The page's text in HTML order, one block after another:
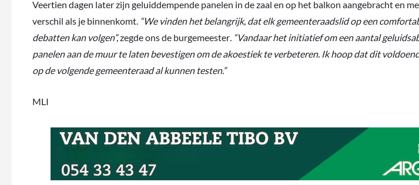
Veertien dagen later zijn geluiddempende panelen in de zaal en op het balkon aangebracht en
verschil als je binnenkomt. “We vinden het belangrijk, dat elk gemeenteraadslid op een
debatten kan volgen”,zegde ons de burgemeester. “Vandaar het initiatief om een aantal
panelen aan de muur te laten bevestigen om de akoestiek te verbeteren. Ik hoop dat dit
op de volgende gemeenteraad al kunnen testen.”
MLI